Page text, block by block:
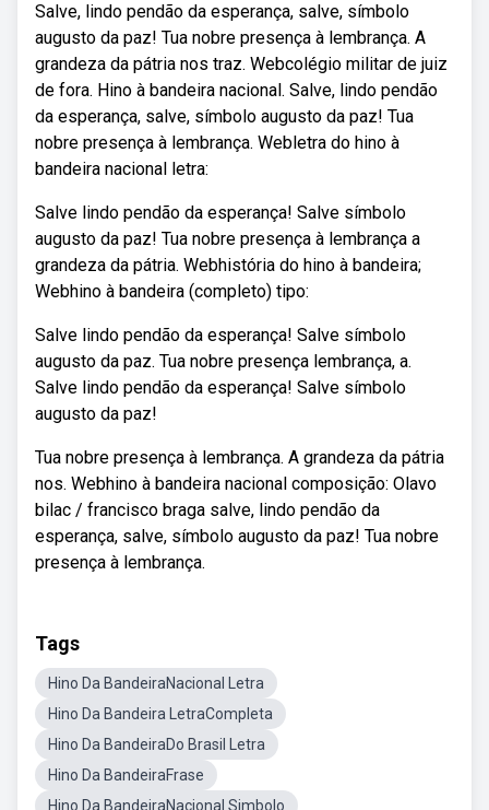
Salve, lindo pendão da esperança, salve, símbolo
augusto da paz! Tua nobre presença à lembrança. A
grandeza da pátria nos traz. Webcolégio militar de juiz
de fora. Hino à bandeira nacional. Salve, lindo pendão
da esperança, salve, símbolo augusto da paz! Tua
nobre presença à lembrança. Webletra do hino à
bandeira nacional letra:
Salve lindo pendão da esperança! Salve símbolo
augusto da paz! Tua nobre presença à lembrança a
grandeza da pátria. Webhistória do hino à bandeira;
Webhino à bandeira (completo) tipo:
Salve lindo pendão da esperança! Salve símbolo
augusto da paz. Tua nobre presença lembrança, a.
Salve lindo pendão da esperança! Salve símbolo
augusto da paz!
Tua nobre presença à lembrança. A grandeza da pátria
nos. Webhino à bandeira nacional composição: Olavo
bilac / francisco braga salve, lindo pendão da
esperança, salve, símbolo augusto da paz! Tua nobre
presença à lembrança.
Tags
Hino Da BandeiraNacional Letra
Hino Da Bandeira LetraCompleta
Hino Da BandeiraDo Brasil Letra
Hino Da BandeiraFrase
Hino Da BandeiraNacional Simbolo